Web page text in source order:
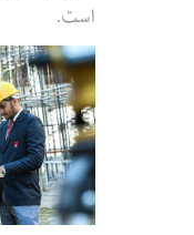
است.